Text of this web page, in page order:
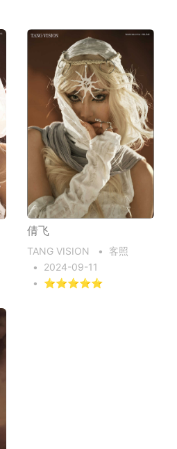
倩飞
TANG VISION • 客照
•
2024-09-11
•
⭐⭐⭐⭐⭐